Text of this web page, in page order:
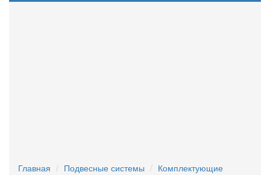
Главная Подвесные системы Комплектующие